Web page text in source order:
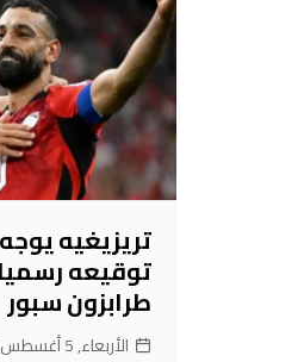
تريزيغيه
توقيعه
طرابزون سبور
الأربعاء, 5 أغسطس 2026, 23:54